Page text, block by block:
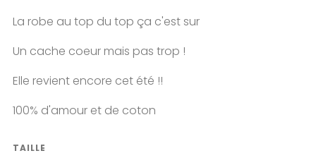
La robe au top du top ça c'est sur
Un cache coeur mais pas trop !
Elle revient encore cet été !!
100% d'amour et de coton
TAILLE